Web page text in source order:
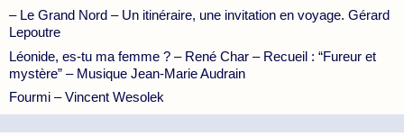
– Le Grand Nord – Un itinéraire, une invitation en voyage. Gérard
Lepoutre
Léonide, es-tu ma femme ? – René Char – Recueil : “Fureur et
mystère” – Musique Jean-Marie Audrain
Fourmi – Vincent Wesolek